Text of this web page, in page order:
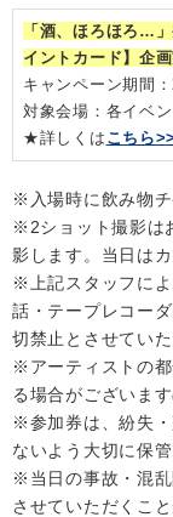
「酒、ほろほろ…
イントカード】企画
キャンペーン期間
対象会場：各イベ
★詳しくは こちら
※入場時に飲み物チ
※2ショット撮影は
影します。当日は
※上記スタッフに
話・テープレコー
切禁止とさせていた
※アーティストの
る場合がございま
※参加券は、紛失
ないよう大切に保管
※当日の事故・混
させていただくこと